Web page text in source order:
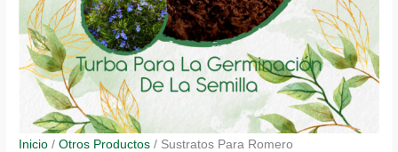
Inicio /Otros Productos / Sustratos Para Romero